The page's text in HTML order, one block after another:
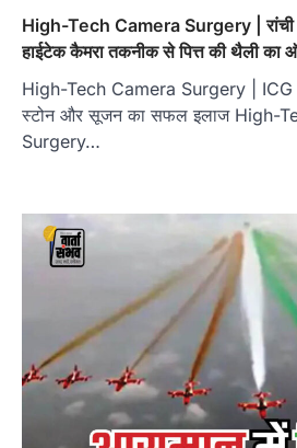
High-Tech Camera Surgery | रांची
हाईटेक कैमरा तकनीक से पित्त की थैली का
High-Tech Camera Surgery | ICG
स्टोन और सूजन का सफल इलाज High-
Surgery…